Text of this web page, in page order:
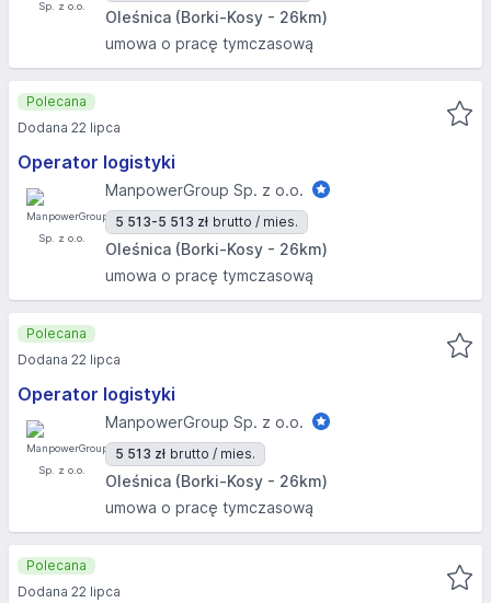
Oleśnica (Borki-Kosy - 26km)
umowa o pracę tymczasową
Operator logistyki
ManpowerGroup Sp. z o.o.
5 513-5 513 zł brutto / mies.
Oleśnica (Borki-Kosy - 26km)
umowa o pracę tymczasową
Polecana
Dodana 22 lipca
Operator logistyki
ManpowerGroup Sp. z o.o.
5 513 zł brutto / mies.
Oleśnica (Borki-Kosy - 26km)
umowa o pracę tymczasową
Polecana
Dodana 22 lipca
Polecana
Dodana 22 lipca